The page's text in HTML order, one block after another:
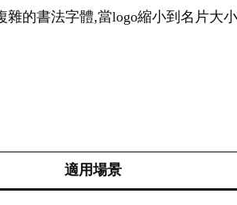
的書法字體,當logo縮小到名片大
適用場景